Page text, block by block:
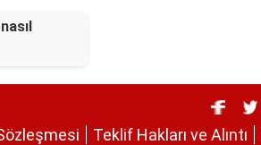
Teklif Hakları ve Alıntı